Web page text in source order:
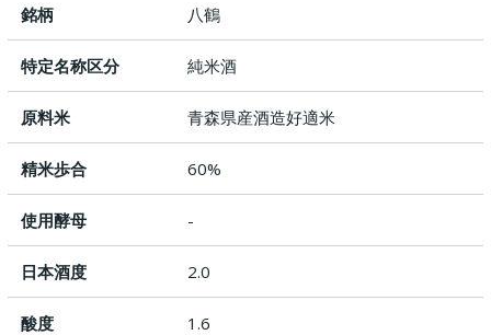
銘柄 八鶴
特定名称区分 純米酒
原料米 青森県産酒造好適米
精米歩合 60%
使用酵母 -
日本酒度 2.0
酸度 1.6